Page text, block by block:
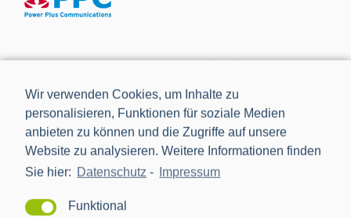
Wir verwenden Cookies, um Inhalte zu
personalisieren, Funktionen für soziale Medien
anbieten zu können und die Zugriffe auf unsere
Website zu analysieren. Weitere Informationen finden
Sie hier: Datenschutz - Impressum
Funktional
Gateways und Kommunikationstechnik für die Digitalisierung
der Energiewende.
NEWS